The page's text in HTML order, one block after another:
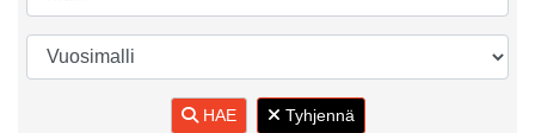
HAE Tyhjennä